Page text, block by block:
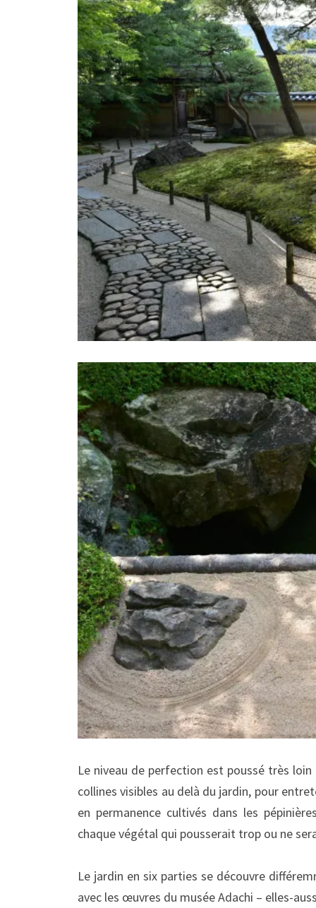
Le niveau de perfection est poussé très
collines visibles au delà du jardin, pour
en permanence cultivés dans les
chaque végétal qui pousserait trop ou ne
Le jardin en six parties se découvre
avec les œuvres du musée Adachi – elles-